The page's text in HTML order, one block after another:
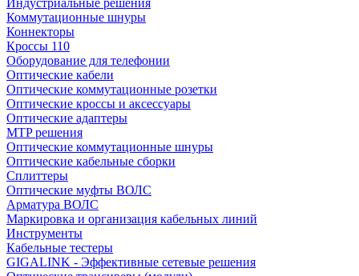
Индустриальные решения
Коммутационные шнуры
Коннекторы
Кроссы 110
Оборудование для телефонии
Оптические кабели
Оптические коммутационные розетки
Оптические кроссы и аксессуары
Оптические адаптеры
MTP решения
Оптические коммутационные шнуры
Оптические кабельные сборки
Сплиттеры
Оптические муфты ВОЛС
Арматура ВОЛС
Маркировка и организация кабельных линий
Инструменты
Кабельные тестеры
GIGALINK - Эффективные сетевые решения